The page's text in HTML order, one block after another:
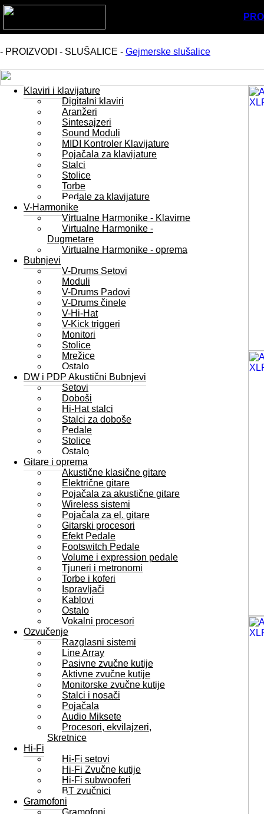
- PROIZVODI - SLUŠALICE - Gejmerske slušalice
Klaviri i klavijature
Digitalni klaviri
Aranžeri
Sintesajzeri
Sound Moduli
MIDI Kontroler Klavijature
Pojačala za klavijature
Stalci
Stolice
Torbe
Pedale za klavijature
V-Harmonike
Virtualne Harmonike - Klavirne
Virtualne Harmonike -
Dugmetare
Virtualne Harmonike - oprema
Bubnjevi
V-Drums Setovi
Moduli
V-Drums Padovi
V-Drums činele
V-Hi-Hat
V-Kick triggeri
Monitori
Stolice
Mrežice
Ostalo
DW i PDP Akustični Bubnjevi
Setovi
Doboši
Hi-Hat stalci
Stalci za doboše
Pedale
Stolice
Ostalo
Gitare i oprema
Akustične klasične gitare
Električne gitare
Pojačala za akustične gitare
Wireless sistemi
Pojačala za el. gitare
Gitarski procesori
Efekt Pedale
Footswitch Pedale
Volume i expression pedale
Tjuneri i metronomi
Torbe i koferi
Ispravljači
Kablovi
Ostalo
Vokalni procesori
Ozvučenje
Razglasni sistemi
Line Array
Pasivne zvučne kutije
Aktivne zvučne kutije
Monitorske zvučne kutije
Stalci i nosači
Pojačala
Audio Miksete
Procesori, ekvilajzeri,
Skretnice
Hi-Fi
Hi-Fi setovi
Hi-Fi Zvučne kutije
Hi-Fi subwooferi
BT zvučnici
Gramofoni
Gramofoni